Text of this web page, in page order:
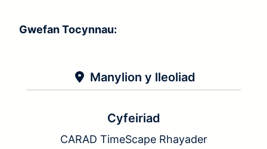
Gwefan Tocynnau:
Manylion y lleoliad
Cyfeiriad
CARAD TimeScape Rhayader